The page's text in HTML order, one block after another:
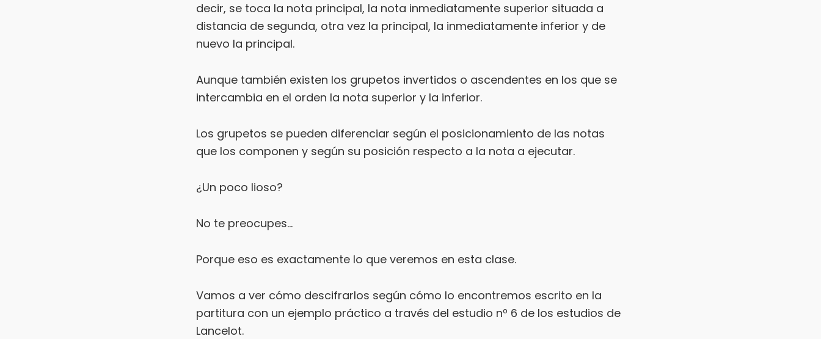
decir, se toca la nota principal, la nota inmediatamente superior situada a
distancia de segunda, otra vez la principal, la inmediatamente inferior y de
nuevo la principal.
Aunque también existen los grupetos invertidos o ascendentes en los que se
intercambia en el orden la nota superior y la inferior.
Los grupetos se pueden diferenciar según el posicionamiento de las notas
que los componen y según su posición respecto a la nota a ejecutar.​
¿Un poco lioso?
No te preocupes…
Porque eso es exactamente lo que veremos en esta clase.
Vamos a ver cómo descifrarlos según cómo lo encontremos escrito en la
partitura con un ejemplo práctico a través del estudio nº 6 de los estudios de
Lancelot.